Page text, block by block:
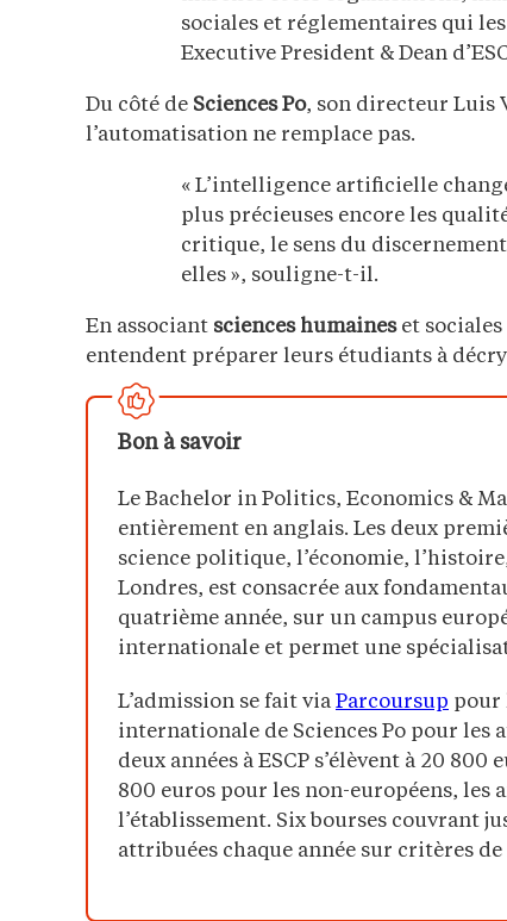
sociales et réglementaires qui
Executive President & Dean
Du côté de Sciences Po, son directeur Luis
l’automatisation ne remplace pas.
« L’intelligence artificielle
plus précieuses encore les
critique, le sens du
elles », souligne-t-il.
En associant sciences humaineset sociales
entendent préparer leurs étudiants à
Bon à savoir
Le Bachelor in Politics, Economics &
entièrement en anglais. Les deux
science politique, l’économie,
Londres, est consacrée aux
quatrième année, sur un campus
internationale et permet une
L’admission se fait via Parcoursup pour
internationale de Sciences Po pour les
deux années à ESCP s’élèvent à 20
800 euros pour les non-européens, les
l’établissement. Six bourses couvrant
attribuées chaque année sur critères